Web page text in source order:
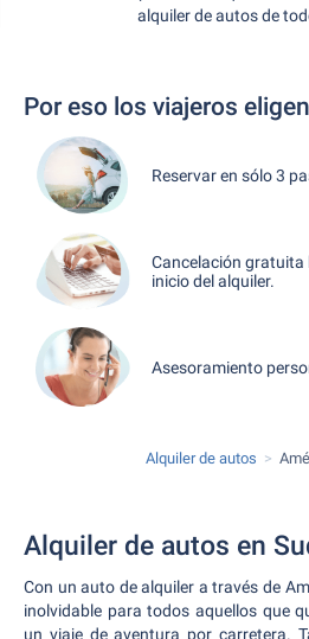
alquiler de autos de
Por eso los viajeros
Reservar en sólo 3
Cancelación
inicio del alquiler.
Asesoramiento
Alquiler de autos
Alquiler de autos en
Con un auto de alquiler a través de
inolvidable para todos aquellos que
un viaje de aventura por carretera.